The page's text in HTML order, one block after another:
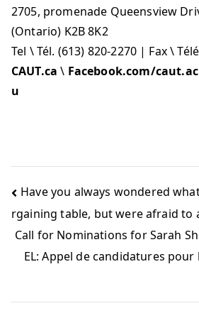
2705, promenade Queensview
(Ontario) K2B 8K2
Tel \ Tél. (613) 820-2270 | Fax \
CAUT.ca \ Facebook.com/
u
Have you always wondered
rgaining table, but were afraid to
Call for Nominations for Sarah
EL: Appel de candidatures